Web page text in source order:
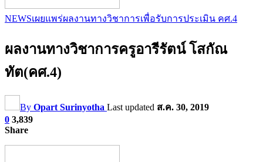
NEWSเผยแพร่ผลงานทางวิชาการเพื่อรับการประเมิน คศ.4
ผลงานทางวิชาการครูอารีรัตน์ โสกัณ
ทัต(คศ.4)
By Opart Surinyotha Last updated ส.ค. 30, 2019
0 3,839
Share